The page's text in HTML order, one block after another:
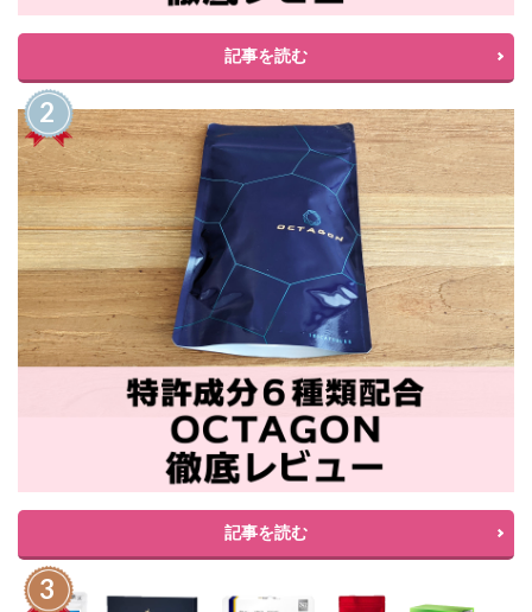
記事を読む
記事を読む